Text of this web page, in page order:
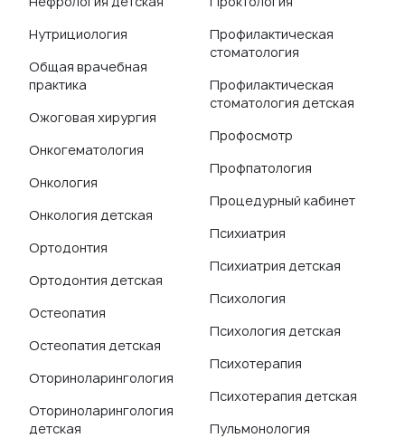
Нутрициология
Общая врачебная
практика
Ожоговая хирургия
Онкогематология
Онкология
Онкология детская
Ортодонтия
Ортодонтия детская
Остеопатия
Остеопатия детская
Оториноларингология
Оториноларингология
детская
Профилактическая
стоматология
Профилактическая
стоматология детская
Профосмотр
Профпатология
Процедурный кабинет
Психиатрия
Психиатрия детская
Психология
Психология детская
Психотерапия
Психотерапия детская
Пульмонология